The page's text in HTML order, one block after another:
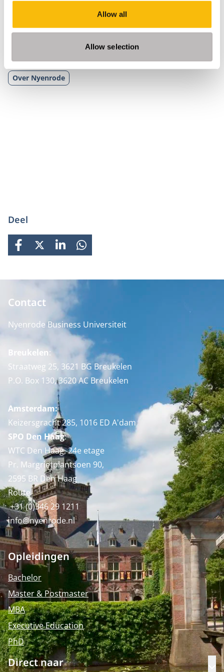
Allow all
Allow selection
kijken ernaar uit om samen de toekomst van business-
onderwijs vorm te geven.”
Over Nyenrode
Deel
FACEBOOK
X LINKEDINWHATSAPP
Contact
Nyenrode Business Universiteit
Breukelen:
Straatweg 25, 3621 BG Breukelen
P.O. Box 130, 3620 AC Breukelen
Amsterdam:
Keizersgracht 285, 1016 ED A'dam
SPO Den Haag:
WTC Den Haag, 24e etage
Pr. Margrietplantsoen 90,
2595 BR Den Haag
Route
+31 (0)346 29 1211
info@nyenrode.nl
Opleidingen
Bachelor
Master & Postmaster
MBA
Executive Education
PhD
Direct naar